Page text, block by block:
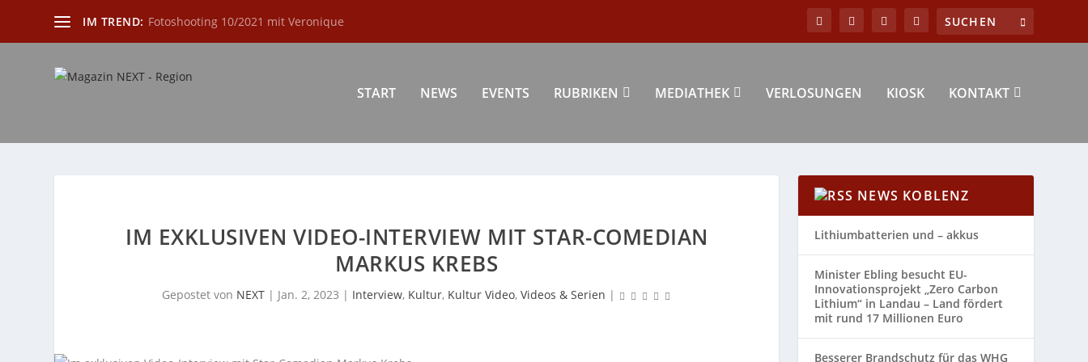
IM TREND: Fotoshooting 10/2021 mit Veronique
START NEWS EVENTS RUBRIKEN MEDIATHEK VERLOSUNGEN KIOSK KONTAKT
IM EXKLUSIVEN VIDEO-INTERVIEW MIT STAR-COMEDIAN
MARKUS KREBS
Gepostet von NEXT| Jan. 2, 2023 | Interview, Kultur, Kultur Video, Videos & Serien |
NEWS KOBLENZ
Lithiumbatterien und – akkus
Minister Ebling besucht EU-
Innovationsprojekt „Zero Carbon
Lithium“ in Landau – Land fördert
mit rund 17 Millionen Euro
Besserer Brandschutz für das WHG